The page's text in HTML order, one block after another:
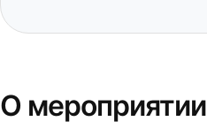
О мероприятии